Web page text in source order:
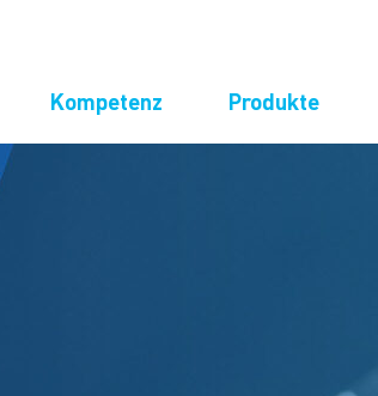
Kompetenz Produkte